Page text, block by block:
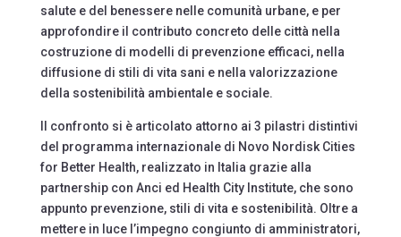
salute e del benessere nelle comunità urbane, e per
approfondire il contributo concreto delle città nella
costruzione di modelli di prevenzione efficaci, nella
diffusione di stili di vita sani e nella valorizzazione
della sostenibilità ambientale e sociale.
Il confronto si è articolato attorno ai 3 pilastri distintivi
del programma internazionale di Novo Nordisk Cities
for Better Health, realizzato in Italia grazie alla
partnership con Anci ed Health City Institute, che sono
appunto prevenzione, stili di vita e sostenibilità. Oltre a
mettere in luce l’impegno congiunto di amministratori,